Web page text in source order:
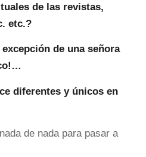
de las revistas,
etc.?
excepción de una señora
diferentes y únicos en
de nada para pasar a